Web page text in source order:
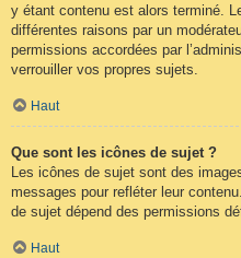
y étant contenu est alors terminé.
différentes raisons par un
permissions accordées par
verrouiller vos propres sujets.
Haut
Que sont les icônes de sujet ?
Les icônes de sujet sont des
messages pour refléter leur
de sujet dépend des permissions
Haut